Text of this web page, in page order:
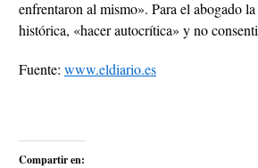
enfrentaron al mismo». Para el abogado
histórica, «hacer autocrítica» y no
Fuente: www.eldiario.es
Compartir en: